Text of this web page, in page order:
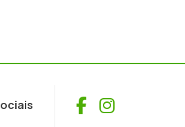
Facebook
Instagram